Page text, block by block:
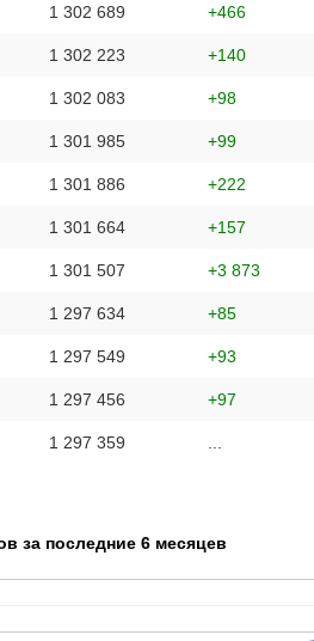
1 302 689 +466
1 302 223 +140
1 302 083 +98
1 301 985 +99
1 301 886 +222
1 301 664 +157
1 301 507 +3 873
1 297 634 +85
1 297 549 +93
1 297 456 +97
1 297 359
за последние 6 месяцев